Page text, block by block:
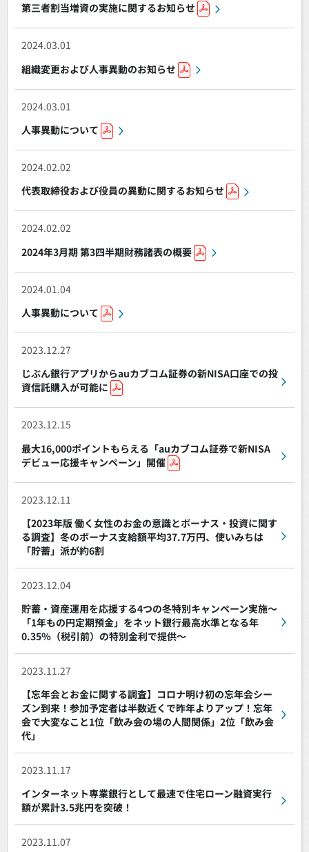
第三者割当増資の実施に関するお知らせ
2024.03.01
組織変更および人事異動のお知らせ
2024.03.01
人事異動について
2024.02.02
代表取締役および役員の異動に関するお知らせ
2024.02.02
2024年3月期 第3四半期財務諸表の概要
2024.01.04
人事異動について
2023.12.27
じぶん銀行アプリからauカブコム証券の新NISA口座での投
資信託購入が可能に
2023.12.15
最大16,000ポイントもらえる「auカブコム証券で新NISA
デビュー応援キャンペーン」開催
2023.12.11
【2023年版 働く女性のお金の意識とボーナス・投資に関す
る調査】冬のボーナス支給額平均37.7万円、使いみちは
「貯蓄」派が約6割
2023.12.04
貯蓄・資産運用を応援する4つの冬特別キャンペーン実施～
「1年もの円定期預金」をネット銀行最高水準となる年
0.35％（税引前）の特別金利で提供～
2023.11.27
【忘年会とお金に関する調査】コロナ明け初の忘年会シー
ズン到来！参加予定者は半数近くで昨年よりアップ！忘年
会で大変なこと1位「飲み会の場の人間関係」2位「飲み会
代」
2023.11.17
インターネット専業銀行として最速で住宅ローン融資実行
額が累計3.5兆円を突破！
2023.11.07